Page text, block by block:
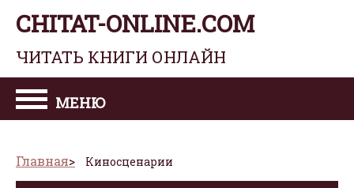
CHITAT-ONLINE.COM
ЧИТАТЬ КНИГИ ОНЛАЙН
МЕНЮ
Главная Киносценарии